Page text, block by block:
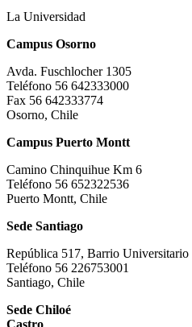
La Universidad
Campus Osorno
Avda. Fuschlocher 1305
Teléfono 56 642333000
Fax 56 642333774
Osorno, Chile
Campus Puerto Montt
Camino Chinquihue Km 6
Teléfono 56 652322536
Puerto Montt, Chile
Sede Santiago
República 517, Barrio Universitario
Teléfono 56 226753001
Santiago, Chile
Sede Chiloé
Castro